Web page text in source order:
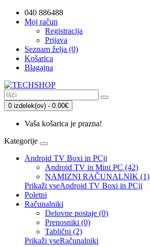
040 886488
Moj račun
Registracija
Prijava
Seznam želja (0)
Košarica
Blagajna
0 izdelek(ov) - 0.00€
Vaša košarica je prazna!
Kategorije
Android TV Boxi in PCji
Android TV in Mini PC (42)
NAMIZNI RAČUNALNIK (1)
Prikaži vseAndroid TV Boxi in PCji
Poletni
Računalniki
Delovne postaje (0)
Prenosniki (0)
Tablični (2)
Prikaži vseRačunalniki